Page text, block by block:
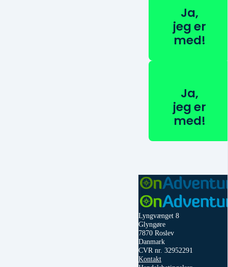
Ja,
jeg er
med!
Ja,
jeg er
med!
Lyngvænget 8
Glyngøre
7870 Roslev
Danmark
CVR nr. 32952291
Kontakt